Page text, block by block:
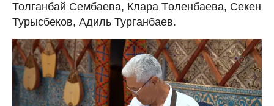
Толганбай Сембаева, Клара Төленбаева, Секен
Турысбеков, Адиль Турганбаев.